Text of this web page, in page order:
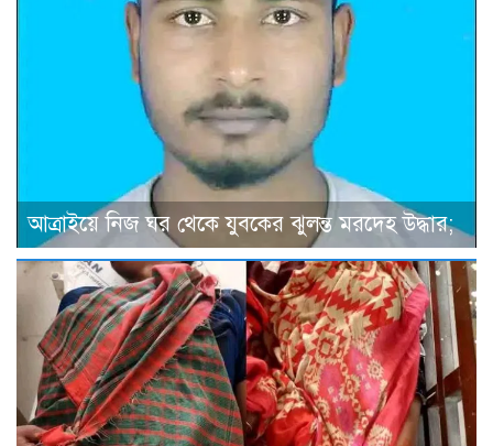
আত্রাইয়ে নিজ ঘর থেকে যুবকের ঝুলন্ত মরদেহ উদ্ধার;